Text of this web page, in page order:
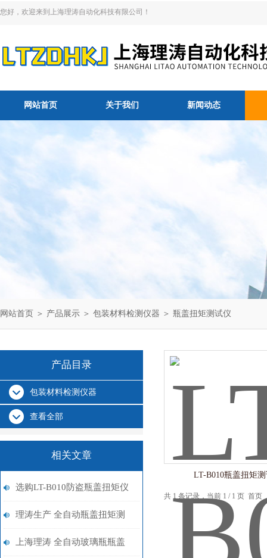
您好，欢迎来到上海理涛自动化科技有限公司！
网站首页 关于我们 新闻动态
网站首页 ＞ 产品展示 ＞ 包装材料检测仪器 ＞ 瓶盖扭矩测试仪
产品目录
包装材料检测仪器
查看全部
相关文章
选购LT-B010防盗瓶盖扭矩仪
要掌握这些内容！请查收！
理涛生产 全自动瓶盖扭矩测
试仪 主要用途是哪些？
上海理涛 全自动玻璃瓶瓶盖
LT-B010瓶盖扭矩
共 1 条记录，当前 1 / 1 页 首